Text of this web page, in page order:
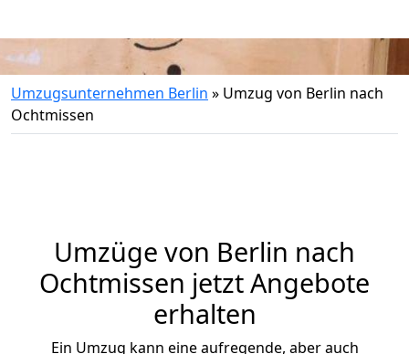
Umzugsunternehmen Berlin » Umzug von Berlin nach
Ochtmissen
Umzüge von Berlin nach
Ochtmissen jetzt Angebote
erhalten
Ein Umzug kann eine aufregende, aber auch